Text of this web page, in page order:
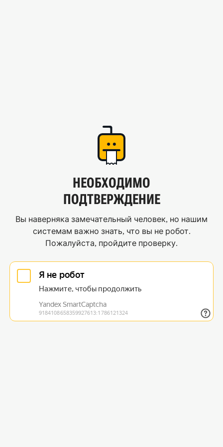
НЕОБХОДИМО
ПОДТВЕРЖДЕНИЕ
Вы наверняка замечательный человек, но нашим
системам важно знать, что вы не робот.
Пожалуйста, пройдите проверку.